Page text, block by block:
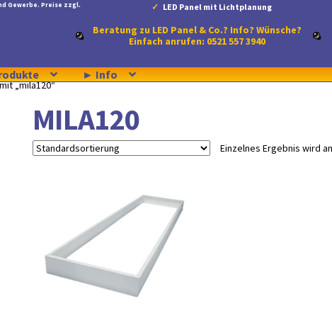
Gewerbe. Preise zzgl.
LED Panel mit Lichtplanung
Beratung zu LED Panel & Co.? Info? Wünsche?
Einfach anrufen: 0521 557 3940
► Info
„mila120“
MILA120
Einzelnes Ergebnis wird